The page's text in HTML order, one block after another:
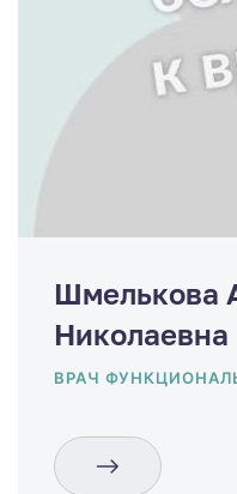
Шмелькова
Николаевна
ВРАЧ